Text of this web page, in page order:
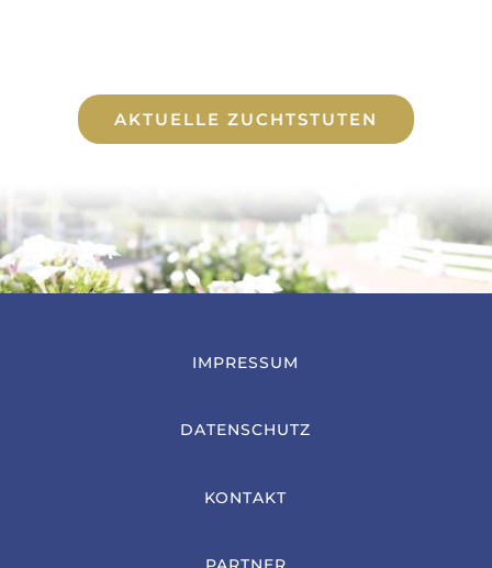
AKTUELLE ZUCHTSTUTEN
IMPRESSUM
DATENSCHUTZ
KONTAKT